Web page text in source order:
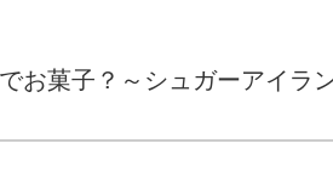
お菓子？～シュガーアイラ